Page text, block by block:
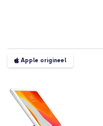
Apple origineel